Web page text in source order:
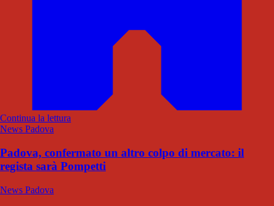
Continua la lettura
News Padova
Padova, confermato un altro colpo di mercato: il
regista sarà Pompetti
News Padova